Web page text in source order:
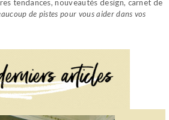
tendances, nouveautés design, carnet de
de pistes pour vous aider dans vos